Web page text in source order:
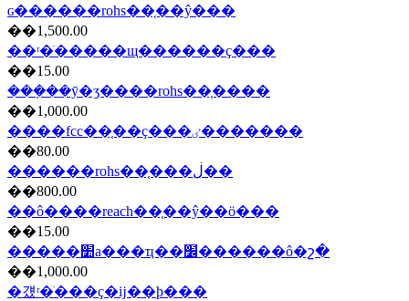
ɢ������rohs��֤��ŷ���
��1,500.00
��ʳ�ֺ�����щ������ҫ���
��15.00
���ܼ��ȳ�ʒ����rohs��֤����
��1,000.00
����fcc��֤��ҫ���ٸ�������
��80.00
������rohs��֤���ڶ��
��800.00
��ô����reach��֤��ŷ��ö���
��15.00
�����׺а���ҵ��׼������ô�շ�
��1,000.00
�걨ʳ�ֺ���ҫ�ĳ��ϸ���